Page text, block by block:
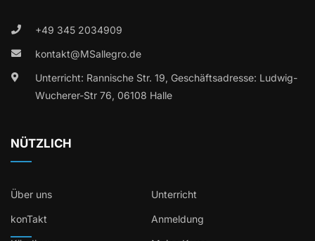
+49 345 2034909
kontakt@MSallegro.de
Unterricht: Rannische Str. 19, Geschäftsadresse: Ludwig-
Wucherer-Str 76, 06108 Halle
NÜTZLICH
Über uns Unterricht
konTakt Anmeldung